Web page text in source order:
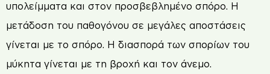
υπολείµµατα και στον προσβεβληµένο σπόρο. Η
µετάδοση του παθογόνου σε µεγάλες αποστάσεις
γίνεται µε το σπόρο. Η διασπορά των σπορίων του
µύκητα γίνεται µε τη βροχή και τον άνεµο.